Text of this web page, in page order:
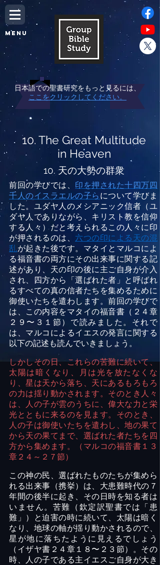
MENU
日本語での聖書研究をもっと見るには、
ここをクリックしてください。
10. The Great Multitude
in Heaven
10. 天の大勢の群衆
前回の学びでは、 印を押された十四万四
千人のイスラエルの子ら について学びま
した。ユダヤ人のメシアニック信者（ユ
ダヤ人でありながら、キリスト教を信仰
する人々）だと考えられるこの人々に印
が押されるのは、 六つの印による天の混
乱が起きた後です。マタイとマルコによ
る福音書の両方にその出来事に関する記
述があり、天の印の後に主ご自身が介入
され、四方から「選ばれた者」と呼ばれ
るすべての真の信者たちを集めるために
御使いたちを遣わします。前回の学びで
は、この内容をマタイの福音書（２４章
２９〜３１節）で読みました。それで
は、マルコによるイエスの発言に関する
以下の記述も読んでいきましょう。
しかしその日、これらの苦難に続いて、
太陽は暗くなり、月は光を放たなくな
り、星は天から落ち、天にあるもろもろ
の力は揺り動かされます。そのとき人々
は、人の子が雲のうちに、偉大な力と栄
光とともに来るのを見ます。そのとき、
人の子は御使いたちを遣わし、地の果て
から天の果てまで、選ばれた者たちを四
方から集めます。（マルコの福音書１３
章２４～２７節）
この神の民、選ばれたものたちが集めら
れる出来事（携挙）は、大患難時代の７
年間の後半に起き、その日時を知る者は
いません。苦難（欽定訳聖書では「患
難」）と迫害の時に続いて、太陽は暗く
なり、地球の軸が揺り動かされるので、
星が地に落ちたように見えるでしょう
（イザヤ書２４章１８〜２３節）。その
時、人の子である主イエスご自身が大き